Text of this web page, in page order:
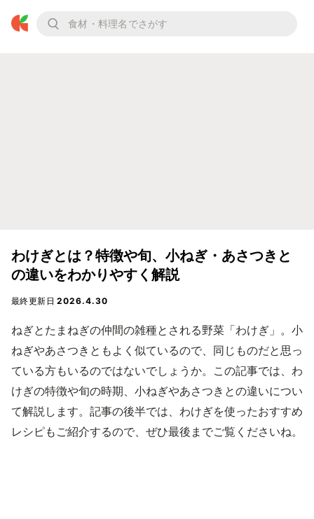
わけぎとは？特徴や旬、小ねぎ・あさつきと
の違いをわかりやすく解説
最終更新日2026.4.30
ねぎとたまねぎの仲間の雑種とされる野菜「わけぎ」。小
ねぎやあさつきともよく似ているので、同じものだと思っ
ている方もいるのではないでしょうか。この記事では、わ
けぎの特徴や旬の時期、小ねぎやあさつきとの違いについ
て解説します。記事の後半では、わけぎを使ったおすすめ
レシピもご紹介するので、ぜひ最後までご覧くださいね。